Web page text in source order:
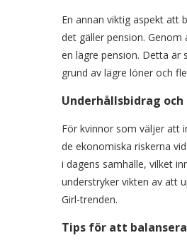
En annan viktig aspekt att
det gäller pension.
en lägre pension. Detta är
grund av lägre löner och
Underhållsbidrag
För kvinnor som väljer att
de ekonomiska riskerna
i dagens samhälle, vilket
understryker vikten av att
Girl-trenden.
Tips för att